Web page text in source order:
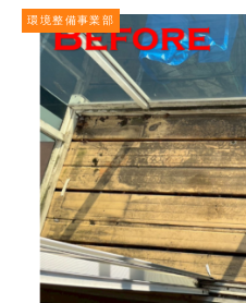
環境整備事業部